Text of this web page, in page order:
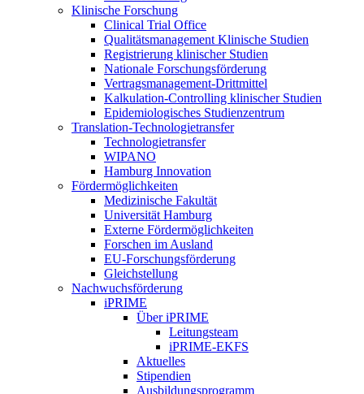
Klinische Forschung
Clinical Trial Office
Qualitätsmanagement Klinische Studien
Registrierung klinischer Studien
Nationale Forschungsförderung
Vertragsmanagement-Drittmittel
Kalkulation-Controlling klinischer Studien
Epidemiologisches Studienzentrum
Translation-Technologietransfer
Technologietransfer
WIPANO
Hamburg Innovation
Fördermöglichkeiten
Medizinische Fakultät
Universität Hamburg
Externe Fördermöglichkeiten
Forschen im Ausland
EU-Forschungsförderung
Gleichstellung
Nachwuchsförderung
iPRIME
Über iPRIME
Leitungsteam
iPRIME-EKFS
Aktuelles
Stipendien
Ausbildungsprogramm